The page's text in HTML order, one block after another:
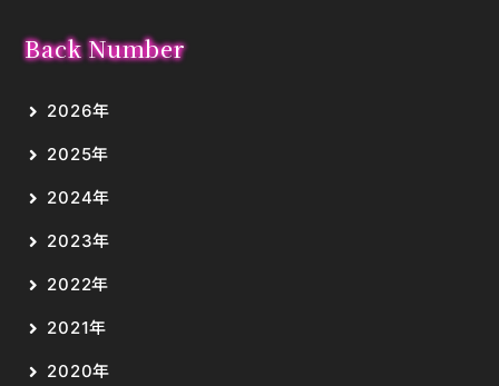
Back Number
2026年
2025年
2024年
2023年
2022年
2021年
2020年